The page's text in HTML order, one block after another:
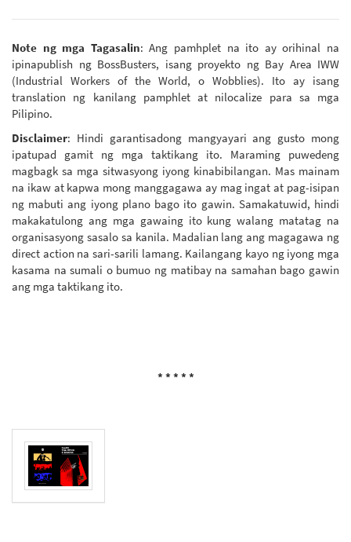
Note ng mga Tagasalin: Ang pamhplet na ito ay orihinal na
ipinapublish ng BossBusters, isang proyekto ng Bay Area IWW
(Industrial Workers of the World, o Wobblies). Ito ay isang
translation ng kanilang pamphlet at nilocalize para sa mga
Pilipino.
Disclaimer: Hindi garantisadong mangyayari ang gusto mong
ipatupad gamit ng mga taktikang ito. Maraming puwedeng
magbagk sa mga sitwasyong iyong kinabibilangan. Mas mainam
na ikaw at kapwa mong manggagawa ay mag ingat at pag-isipan
ng mabuti ang iyong plano bago ito gawin. Samakatuwid, hindi
makakatulong ang mga gawaing ito kung walang matatag na
organisasyong sasalo sa kanila. Madalian lang ang magagawa ng
direct action na sari-sarili lamang. Kailangang kayo ng iyong mga
kasama na sumali o bumuo ng matibay na samahan bago gawin
ang mga taktikang ito.
* * * * *